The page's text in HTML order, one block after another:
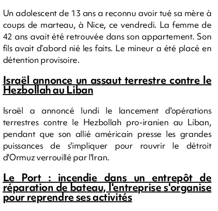
Un adolescent de 13 ans a reconnu avoir tué sa mère à
coups de marteau, à Nice, ce vendredi. La femme de
42 ans avait été retrouvée dans son appartement. Son
fils avait d’abord nié les faits. Le mineur a été placé en
détention provisoire.
Israël annonce un assaut terrestre contre le
Hezbollah au Liban
Israël a annoncé lundi le lancement d'opérations
terrestres contre le Hezbollah pro-iranien au Liban,
pendant que son allié américain presse les grandes
puissances de s'impliquer pour rouvrir le détroit
d'Ormuz verrouillé par l'Iran.
Le Port : incendie dans un entrepôt de
réparation de bateau, l'entreprise s'organise
pour reprendre ses activités